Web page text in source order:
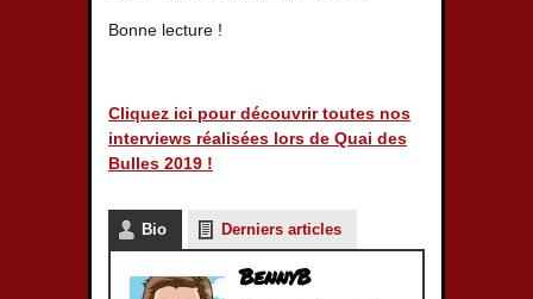
Bonne lecture !
Cliquez ici pour découvrir toutes nos
interviews réalisées lors de Quai des
Bulles 2019 !
Bio Derniers articles
BennyB